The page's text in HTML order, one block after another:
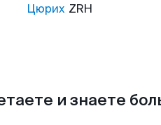
Цюрих ZRH
и знаете